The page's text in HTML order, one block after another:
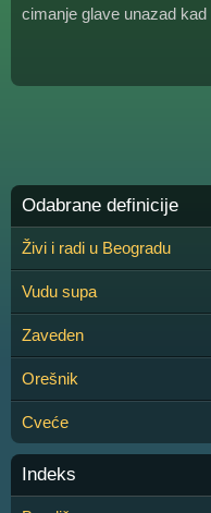
cimanje glave unazad
Odabrane definicije
Živi i radi u Beogradu
Vudu supa
Zaveden
Orešnik
Cveće
Indeks